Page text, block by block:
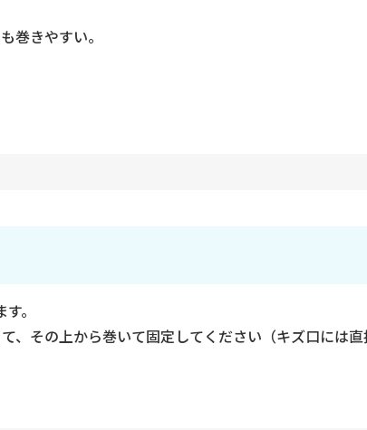
巻きやすい。
。
その上から巻いて固定してください（キズ口には直